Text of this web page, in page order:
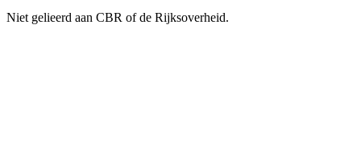
Niet gelieerd aan CBR of de Rijksoverheid.